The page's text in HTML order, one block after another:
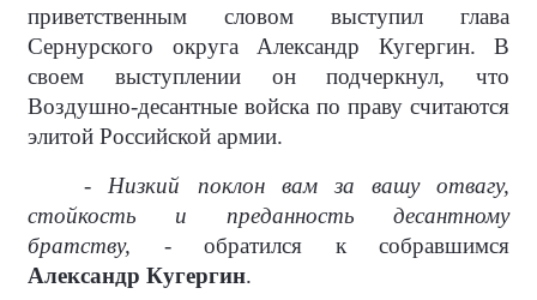
приветственным словом выступил глава
Сернурского округа Александр Кугергин. В
своем выступлении он подчеркнул, что
Воздушно-десантные войска по праву считаются
элитой Российской армии.
- Низкий поклон вам за вашу отвагу,
стойкость и преданность десантному
братству, -обратился к собравшимся
Александр Кугергин.